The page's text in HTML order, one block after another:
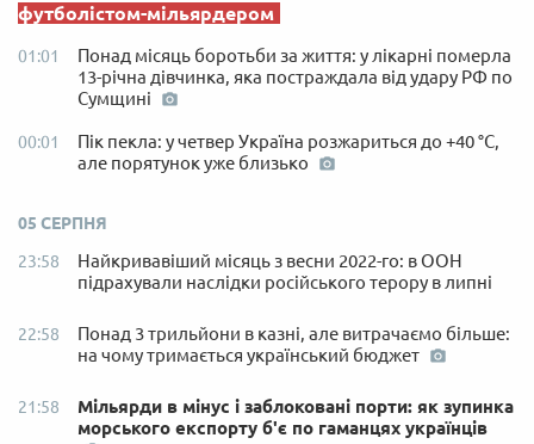
футболістом-мільярдером
01:01
Понад місяць боротьби за життя: у лікарні померла
13-річна дівчинка, яка постраждала від удару РФ по
Сумщині
00:01
Пік пекла: у четвер Україна розжариться до +40 °C,
але порятунок уже близько
05 СЕРПНЯ
23:58
Найкривавіший місяць з весни 2022-го: в ООН
підрахували наслідки російського терору в липні
22:58
Понад 3 трильйони в казні, але витрачаємо більше:
на чому тримається український бюджет
21:58
Мільярди в мінус і заблоковані порти: як зупинка
морського експорту б'є по гаманцях українців